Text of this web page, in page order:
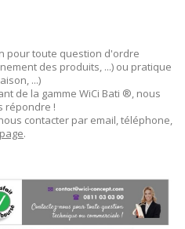
pour toute question d'ordre
des produits, ...) ou pratique
...)
de la gamme WiCi Bati ®, nous
répondre !
contacter par email, téléphone,
.